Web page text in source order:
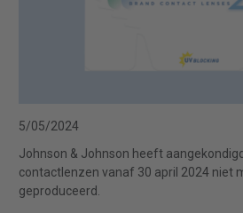
5/05/2024
Johnson & Johnson heeft
contactlenzen vanaf 30 april 2024 niet
geproduceerd.